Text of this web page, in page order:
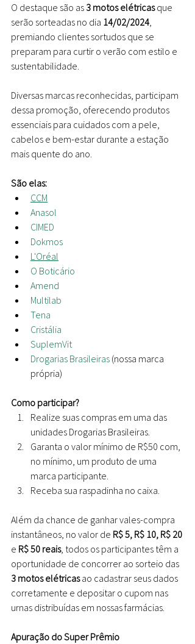
O destaque são as 3 motos elétricas que
serão sorteadas no dia 14/02/2024
premiando clientes sortudos que se
preparam para curtir o verão com estilo e
sustentabilidade.
Diversas marcas reconhecidas, participam
dessa promoção, oferecendo produtos
essenciais para cuidados com a pele,
cabelos e bem-estar durante a estação
mais quente do ano.
São elas:
CCM
Anasol
CIMED
Dokmos
L'Oréal
O Boticário
Amend
Multilab
Tena
Cristália
SuplemVit
Drogarias Brasileiras (nossa marca
própria)
Como participar?
Realize suas compras em uma das
unidades Drogarias Brasileiras.
Garanta o valor mínimo de R$50 com,
no mínimo, um produto de uma
marca participante.
Receba sua raspadinha no caixa.
Além da chance de ganhar vales-compra
instantâneos, no valor de R$ 5, R$ 10, R$ 20
e R$ 50 reais, todos os participantes têm a
oportunidade de concorrer ao sorteio das
3 motos elétricas ao cadastrar seus dados
corretamente e depositar o cupom nas
urnas distribuídas em nossas farmácias.
Apuração do Super Prêmio